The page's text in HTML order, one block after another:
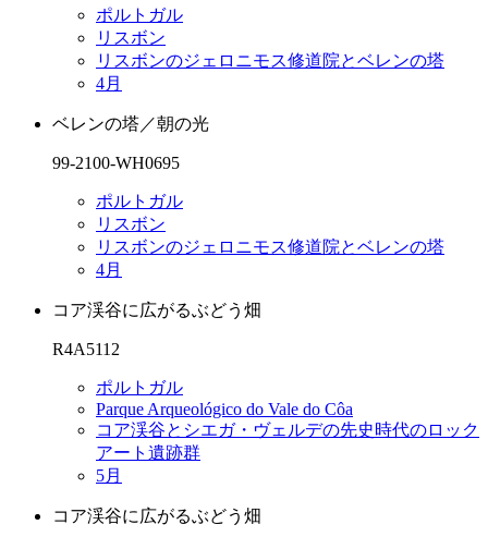
ポルトガル
リスボン
リスボンのジェロニモス修道院とベレンの塔
4月
ベレンの塔／朝の光
99-2100-WH0695
ポルトガル
リスボン
リスボンのジェロニモス修道院とベレンの塔
4月
コア渓谷に広がるぶどう畑
R4A5112
ポルトガル
Parque Arqueológico do Vale do Côa
コア渓谷とシエガ・ヴェルデの先史時代のロック
アート遺跡群
5月
コア渓谷に広がるぶどう畑